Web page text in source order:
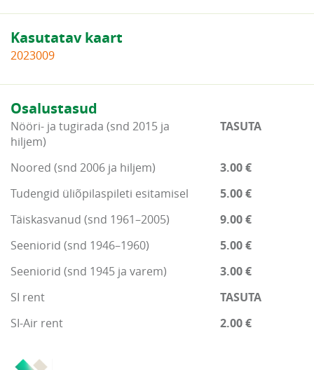
Kasutatav kaart
2023009
Osalustasud
Nööri- ja tugirada (snd 2015 ja
hiljem)
TASUTA
Noored (snd 2006 ja hiljem)
3.00 €
Tudengid üliõpilaspileti esitamisel
5.00 €
Täiskasvanud (snd 1961–2005)
9.00 €
Seeniorid (snd 1946–1960)
5.00 €
Seeniorid (snd 1945 ja varem)
3.00 €
SI rent
TASUTA
SI-Air rent
2.00 €